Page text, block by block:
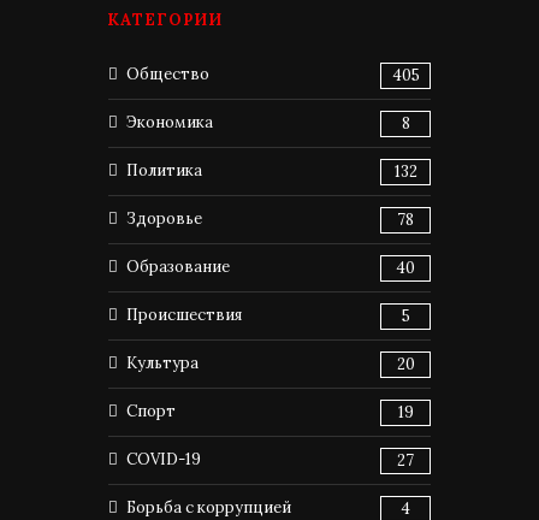
КАТЕГОРИИ
Общество 405
Экономика 8
Политика 132
Здоровье 78
Образование 40
Происшествия 5
Культура 20
Спорт 19
COVID-19 27
Борьба с коррупцией 4